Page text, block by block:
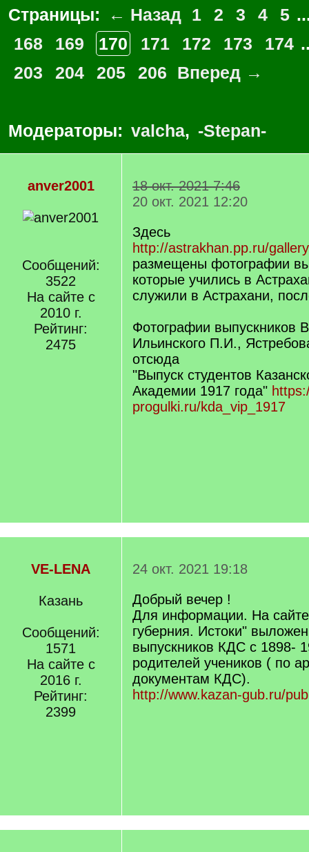
Страницы: ← Назад 1 2 3 4 5
168
169 170 171 172 173 174
203
204 205 206 Вперед →
Модераторы: valcha, -Stepan-
anver2001
Сообщений:
3522
На сайте с
2010 г.
Рейтинг:
2475
18 окт. 2021 7:46
20 окт. 2021 12:20
Здесь
http://astrakhan.pp.ru/
размещены фотографии
которые учились в
служили в Астрахани,
Фотографии выпускников
Ильинского П.И.,
отсюда
"Выпуск студентов
Академии 1917 года"
progulki.ru/kda_vip_1917
VE-LENA
Казань
Сообщений:
1571
На сайте с
2016 г.
Рейтинг:
2399
24 окт. 2021 19:18
Добрый вечер !
Для информации. На
губерния. Истоки"
выпускников КДС с 1898-
родителей учеников ( по
документам КДС).
http://www.kazan-gub.ru/